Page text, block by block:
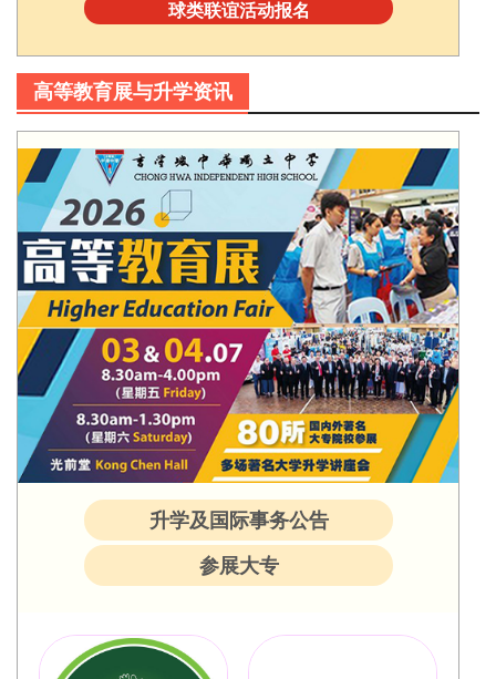
球类联谊活动报名
高等教育展与升学资讯
升学及国际事务公告
参展大专